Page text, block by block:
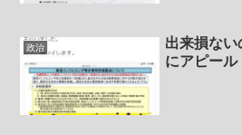
政治
出来損ない
にアピール